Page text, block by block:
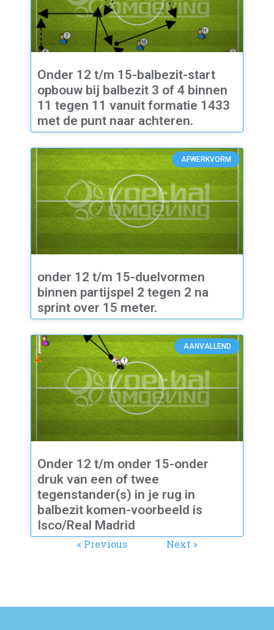
Onder 12 t/m 15-balbezit-start
opbouw bij balbezit 3 of 4 binnen
11 tegen 11 vanuit formatie 1433
met de punt naar achteren.
AFWERKVORM
onder 12 t/m 15-duelvormen
binnen partijspel 2 tegen 2 na
sprint over 15 meter.
AANVALLEND
Onder 12 t/m onder 15-onder
druk van een of twee
tegenstander(s) in je rug in
balbezit komen-voorbeeld is
Isco/Real Madrid
« Previous Next »